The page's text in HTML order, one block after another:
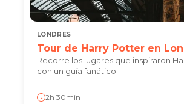
LONDRES
Tour de Harry Potter en
Recorre los lugares que inspiraron
con un guía fanático
2h 30min